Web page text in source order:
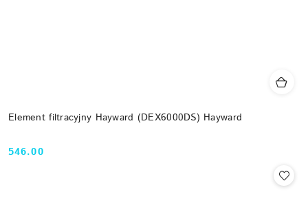
Element filtracyjny Hayward (DEX6000DS) Hayward
Cena:
546.00